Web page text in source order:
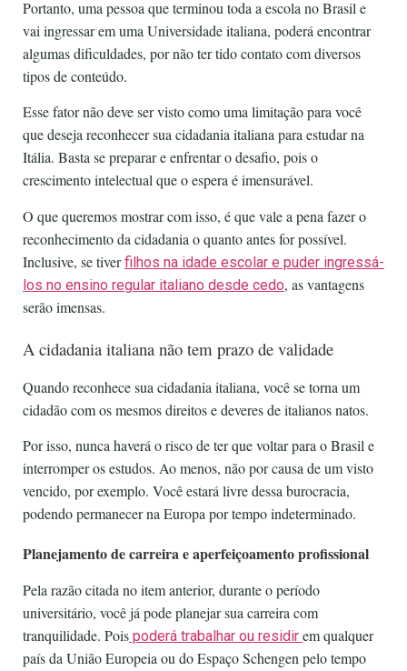
Portanto, uma pessoa que terminou toda a escola no Brasil e
vai ingressar em uma Universidade italiana, poderá encontrar
algumas dificuldades, por não ter tido contato com diversos
tipos de conteúdo.
Esse fator não deve ser visto como uma limitação para você
que deseja reconhecer sua cidadania italiana para estudar na
Itália. Basta se preparar e enfrentar o desafio, pois o
crescimento intelectual que o espera é imensurável.
O que queremos mostrar com isso, é que vale a pena fazer o
reconhecimento da cidadania o quanto antes for possível.
Inclusive, se tiverfilhos na idade escolar e puder ingressá-
los no ensino regular italiano desde cedo, as vantagens
serão imensas.
A cidadania italiana não tem prazo de validade
Quando reconhece sua cidadania italiana, você se torna um
cidadão com os mesmos direitos e deveres de italianos natos.
Por isso, nunca haverá o risco de ter que voltar para o Brasil e
interromper os estudos. Ao menos, não por causa de um visto
vencido, por exemplo. Você estará livre dessa burocracia,
podendo permanecer na Europa por tempo indeterminado.
Planejamento de carreira e aperfeiçoamento profissional
Pela razão citada no item anterior, durante o período
universitário, você já pode planejar sua carreira com
tranquilidade. Pois poderá trabalhar ou residir em qualquer
país da União Europeia ou do Espaço Schengen pelo tempo